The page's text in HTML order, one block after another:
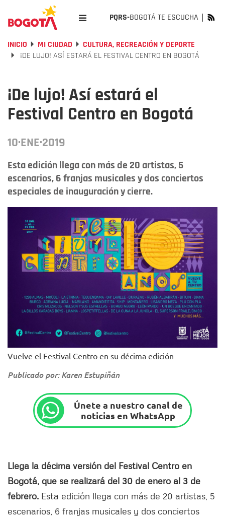
PQRS-BOGOTÁ TE ESCUCHA
INICIO MI CIUDAD
CULTURA, RECREACIÓN Y DEPORTE
¡DE LUJO! ASÍ ESTARÁ EL FESTIVAL CENTRO EN BOGOTÁ
¡De lujo! Así estará el
Festival Centro en Bogotá
10·ENE·2019
Esta edición llega con más de 20 artistas, 5
escenarios, 6 franjas musicales y dos conciertos
especiales de inauguración y cierre.
Vuelve el Festival Centro en su décima edición
Publicado por: Karen Estupiñán
Únete a nuestro canal de
noticias en WhatsApp
Llega la décima versión del Festival Centro en
Bogotá, que se realizará del 30 de enero al 3 de
febrero. Esta edición llega con más de 20 artistas, 5
escenarios, 6 franjas musicales y dos conciertos